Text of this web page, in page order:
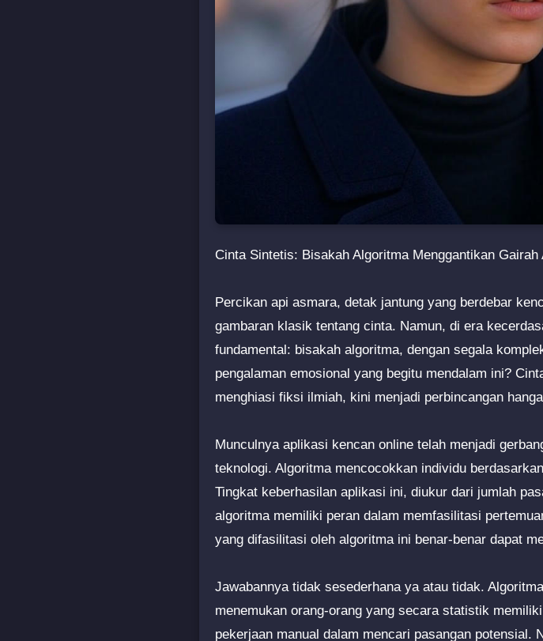
Cinta Sintetis: Bisakah Algoritma Menggantikan Gairah
Percikan api asmara, detak jantung yang berdebar
gambaran klasik tentang cinta. Namun, di era
fundamental: bisakah algoritma, dengan segala
pengalaman emosional yang begitu mendalam ini?
menghiasi fiksi ilmiah, kini menjadi perbincangan
Munculnya aplikasi kencan online telah menjadi
teknologi. Algoritma mencocokkan individu
Tingkat keberhasilan aplikasi ini, diukur dari jumlah
algoritma memiliki peran dalam memfasilitasi
yang difasilitasi oleh algoritma ini benar-benar dapat
Jawabannya tidak sesederhana ya atau tidak.
menemukan orang-orang yang secara statistik
pekerjaan manual dalam mencari pasangan